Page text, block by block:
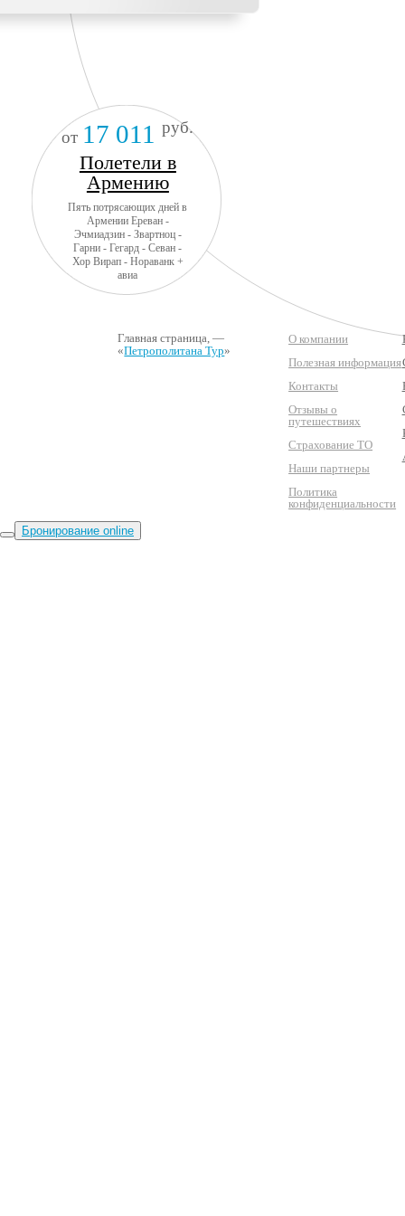
от 17 011руб.
Полетели в
Армению
Пять потрясающих дней в
Армении Ереван -
Эчмиадзин - Звартноц -
Гарни - Гегард - Севан -
Хор Вирап - Нораванк +
авиа
Главная страница, —
«Петрополитана Тур»
О компании
Полезная информация
Контакты
Отзывы о
путешествиях
Страхование ТО
Наши партнеры
Политика
конфиденциальности
Бронирование online